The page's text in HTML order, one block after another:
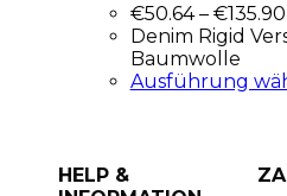
€50.64– €135.90
Denim Rigid
Baumwolle
Ausführung
HELP &